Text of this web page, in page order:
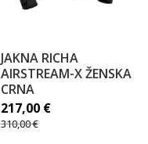
JAKNA RICHA
AIRSTREAM-X ŽENSKA
CRNA
217,00 €
310,00€